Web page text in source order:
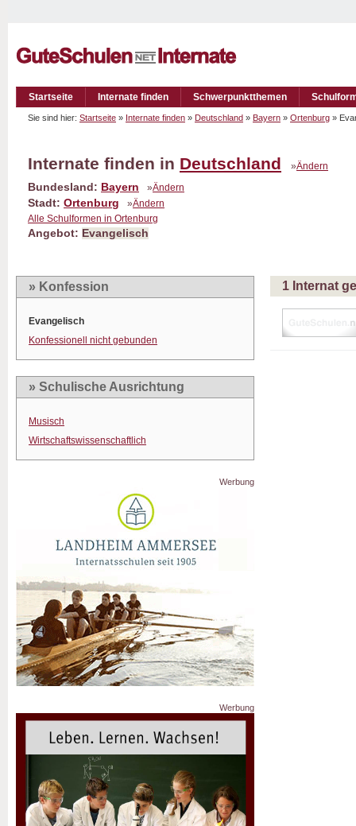
Startseite Internate finden Schwerpunktthemen
Sie sind hier: Startseite » Internate finden » Deutschland » Bayern » Ortenburg »
Internate finden in Deutschland »Ändern
Bundesland: Bayern »Ändern
Stadt: Ortenburg »Ändern
Alle Schulformen in Ortenburg
Angebot: Evangelisch
» Konfession
Evangelisch
Konfessionell nicht gebunden
» Schulische Ausrichtung
Musisch
Wirtschaftswissenschaftlich
Werbung
Werbung
1 Internat